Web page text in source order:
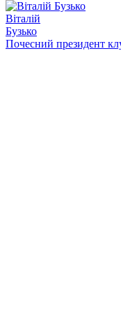
Віталій
Бузько
Почесний президент